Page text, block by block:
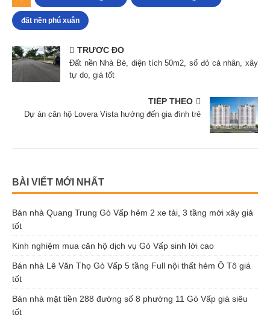
đất nền phú xuân
TRƯỚC ĐÓ
Đất nền Nhà Bè, diện tích 50m2, sổ đỏ cá nhân, xây
tự do, giá tốt
TIẾP THEO
Dự án căn hộ Lovera Vista hướng đến gia đình trẻ
BÀI VIẾT MỚI NHẤT
Bán nhà Quang Trung Gò Vấp hẻm 2 xe tải, 3 tầng mới xây giá
tốt
Kinh nghiệm mua căn hộ dịch vụ Gò Vấp sinh lời cao
Bán nhà Lê Văn Thọ Gò Vấp 5 tầng Full nội thất hẻm Ô Tô giá
tốt
Bán nhà mặt tiền 288 đường số 8 phường 11 Gò Vấp giá siêu
tốt